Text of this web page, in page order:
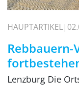
HAUPTARTIKEL
Lenzburg Die